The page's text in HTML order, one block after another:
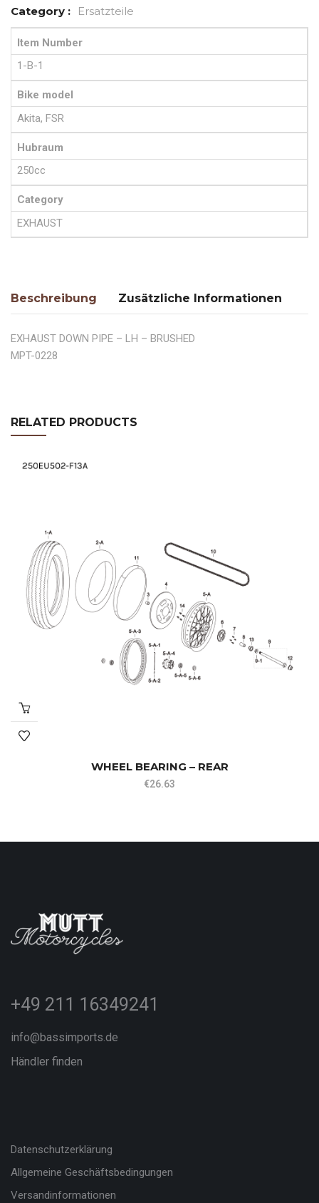
Category :
Ersatzteile
Item Number
1-B-1
Bike model
Akita, FSR
Hubraum
250cc
Category
EXHAUST
Beschreibung Zusätzliche Informationen
EXHAUST DOWN PIPE – LH – BRUSHED
MPT-0228
RELATED PRODUCTS
WHEEL BEARING – REAR
€26.63
+49 211 16349241
info@bassimports.de
Händler finden
Datenschutzerklärung
Allgemeine Geschäftsbedingungen
Versandinformationen